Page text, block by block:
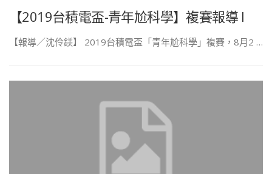
【2019台積電盃-青年尬科學】複賽報導 I
【報導／沈伶鎂】 2019台積電盃「青年尬科學」複賽，8月2 …